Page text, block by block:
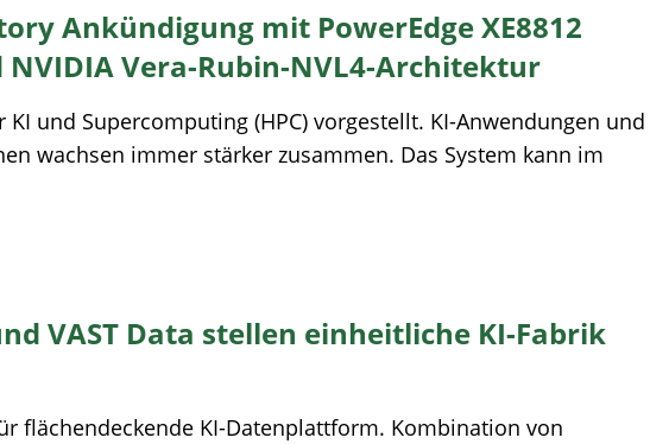
Ankündigung mit PowerEdge XE8812
NVIDIA Vera-Rubin-NVL4-Architektur
KI und Supercomputing (HPC) vorgestellt. KI-Anwendungen und
wachsen immer stärker zusammen. Das System kann im
VAST Data stellen einheitliche KI-Fabrik
flächendeckende KI-Datenplattform. Kombination von